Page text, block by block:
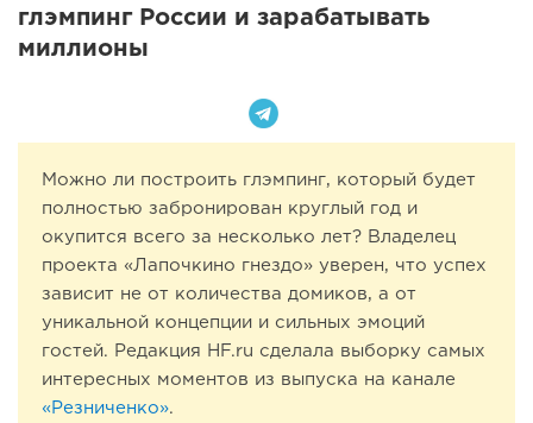
глэмпинг России и зарабатывать
миллионы
Можно ли построить глэмпинг, который будет
полностью забронирован круглый год и
окупится всего за несколько лет? Владелец
проекта «Лапочкино гнездо» уверен, что успех
зависит не от количества домиков, а от
уникальной концепции и сильных эмоций
гостей. Редакция HF.ru сделала выборку самых
интересных моментов из выпуска на канале
«Резниченко».